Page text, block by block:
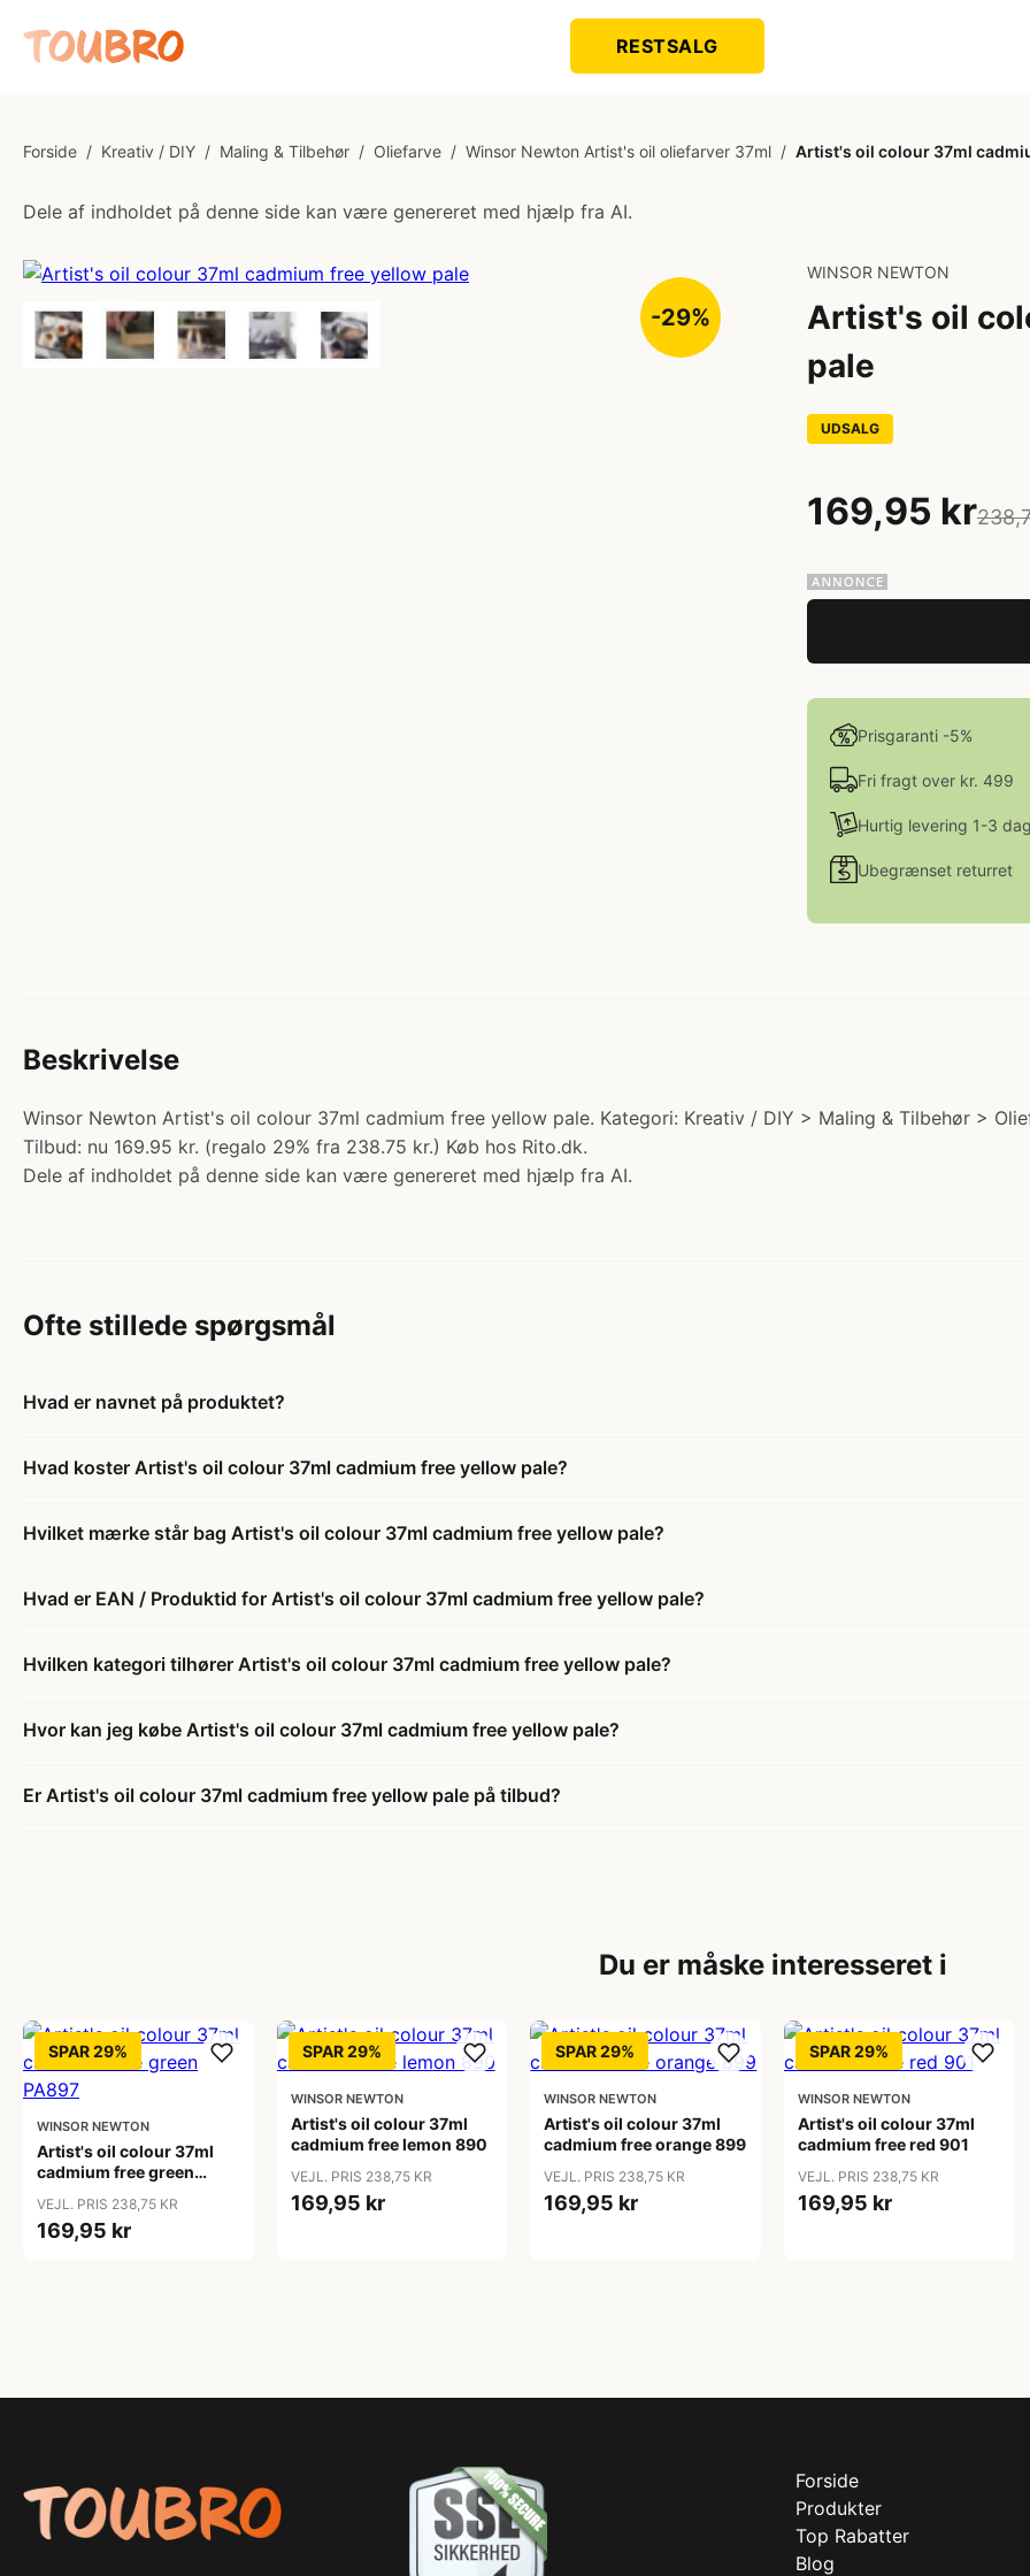
RESTSALG
Forside / Kreativ / DIY / Maling & Tilbehør / Oliefarve / Winsor Newton Artist's oil oliefarver 37ml / Artist's oil colour 37ml
Dele af indholdet på denne side kan være genereret med hjælp fra AI.
-29%
WINSOR NEWTON
Artist's oil
pale
UDSALG
169,95 kr
Prisgaranti -5%
Fri fragt over kr. 499
Hurtig levering 1-3
Ubegrænset returret
Beskrivelse
Winsor Newton Artist's oil colour 37ml cadmium free yellow pale. Kategori: Kreativ / DIY > Maling & Tilbehør >
Tilbud: nu 169.95 kr. (regalo 29% fra 238.75 kr.) Køb hos Rito.dk.
Dele af indholdet på denne side kan være genereret med hjælp fra AI.
Ofte stillede spørgsmål
Hvad er navnet på produktet?
Hvad koster Artist's oil colour 37ml cadmium free yellow pale?
Hvilket mærke står bag Artist's oil colour 37ml cadmium free yellow pale?
Hvad er EAN / Produktid for Artist's oil colour 37ml cadmium free yellow pale?
Hvilken kategori tilhører Artist's oil colour 37ml cadmium free yellow pale?
Hvor kan jeg købe Artist's oil colour 37ml cadmium free yellow pale?
Er Artist's oil colour 37ml cadmium free yellow pale på tilbud?
Du er måske interesseret i
SPAR 29%
WINSOR NEWTON
Artist's oil colour 37ml
cadmium free green
VEJL. PRIS 238,75 KR
169,95 kr
SPAR 29%
WINSOR NEWTON
Artist's oil colour 37ml
cadmium free lemon 890
VEJL. PRIS 238,75 KR
169,95 kr
SPAR 29%
WINSOR NEWTON
Artist's oil colour 37ml
cadmium free orange 899
VEJL. PRIS 238,75 KR
169,95 kr
SPAR 29%
WINSOR NEWTON
Artist's oil colour 37ml
cadmium free red 901
VEJL. PRIS 238,75 KR
169,95 kr
Forside
Produkter
Top Rabatter
Blog